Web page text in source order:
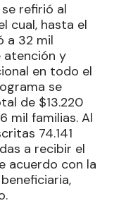
se refirió al
cual, hasta el
a 32 mil
atención y
en todo el
se
de $13.220
mil familias. Al
74.141
a recibir el
acuerdo con la